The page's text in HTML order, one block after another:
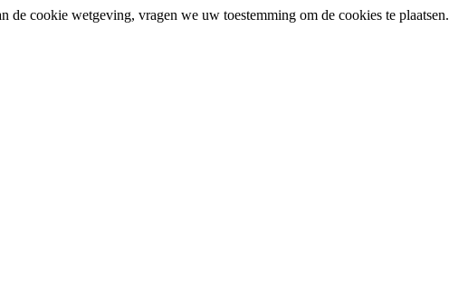
cookie wetgeving, vragen we uw toestemming om de cookies te plaatsen.